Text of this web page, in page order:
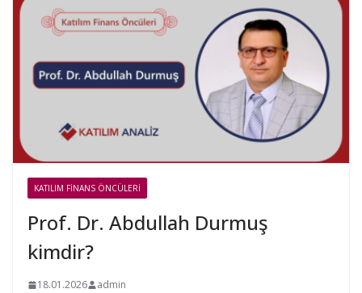
KATILIM FINANS ÖNCÜLERI
Prof. Dr. Abdullah Durmuş
kimdir?
18.01.2026 admin